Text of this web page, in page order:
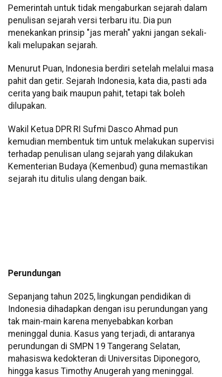
Pemerintah untuk tidak mengaburkan sejarah dalam
penulisan sejarah versi terbaru itu. Dia pun
menekankan prinsip "jas merah" yakni jangan sekali-
kali melupakan sejarah.
Menurut Puan, Indonesia berdiri setelah melalui masa
pahit dan getir. Sejarah Indonesia, kata dia, pasti ada
cerita yang baik maupun pahit, tetapi tak boleh
dilupakan.
Wakil Ketua DPR RI Sufmi Dasco Ahmad pun
kemudian membentuk tim untuk melakukan supervisi
terhadap penulisan ulang sejarah yang dilakukan
Kementerian Budaya (Kemenbud) guna memastikan
sejarah itu ditulis ulang dengan baik.
Perundungan
Sepanjang tahun 2025, lingkungan pendidikan di
Indonesia dihadapkan dengan isu perundungan yang
tak main-main karena menyebabkan korban
meninggal dunia. Kasus yang terjadi, di antaranya
perundungan di SMPN 19 Tangerang Selatan,
mahasiswa kedokteran di Universitas Diponegoro,
hingga kasus Timothy Anugerah yang meninggal.